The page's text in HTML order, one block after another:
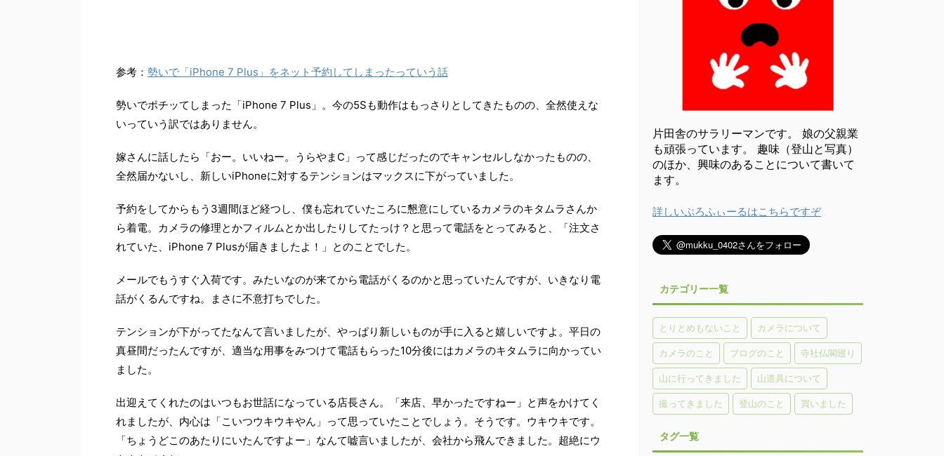
参考： 勢いで「iPhone 7 Plus」をネット予約してしまったっていう話
勢いでポチッてしまった「iPhone 7 Plus」。今の5Sも動作はもっさりとしてきたものの、全然使えな
いっていう訳ではありません。
嫁さんに話したら「おー。いいねー。うらやまC」って感じだったのでキャンセルしなかったものの、
全然届かないし、新しいiPhoneに対するテンションはマックスに下がっていました。
予約をしてからもう3週間ほど経つし、僕も忘れていたころに懇意にしているカメラのキタムラさんか
ら着電。カメラの修理とかフィルムとか出したりしてたっけ？と思って電話をとってみると、「注文さ
れていた、iPhone 7 Plusが届きましたよ！」とのことでした。
メールでもうすぐ入荷です。みたいなのが来てから電話がくるのかと思っていたんですが、いきなり電
話がくるんですね。まさに不意打ちでした。
テンションが下がってたなんて言いましたが、やっぱり新しいものが手に入ると嬉しいですよ。平日の
真昼間だったんですが、適当な用事をみつけて電話もらった10分後にはカメラのキタムラに向かってい
ました。
出迎えてくれたのはいつもお世話になっている店長さん。「来店、早かったですねー」と声をかけてく
れましたが、内心は「こいつウキウキやん」って思っていたことでしょう。そうです。ウキウキです。
「ちょうどこのあたりにいたんですよー」なんて嘘言いましたが、会社から飛んできました。超絶にウ
片田舎のサラリーマンです。 娘の父親業
も頑張っています。 趣味（登山と写真）
のほか、興味のあることについて書いて
ます。
詳しいぷろふぃーるはこちらですぞ
カテゴリー一覧
とりとめもないこと カメラについて
カメラのこと ブログのこと 寺社仏閣巡り
山に行ってきました 山道具について
撮ってきました 登山のこと 買いました
タグ一覧